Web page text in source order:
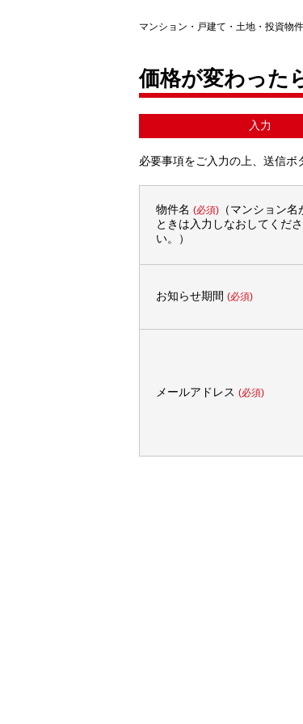
マンション・戸建て・土地・投資物
価格が変わった
入力
必要事項をご入力の上、送信ボ
物件名 (必須)（マンション名
ときは入力しなおしてくださ
い。）
お知らせ期間 (必須)
メールアドレス (必須)